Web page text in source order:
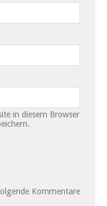
in diesem Browser
Kommentare